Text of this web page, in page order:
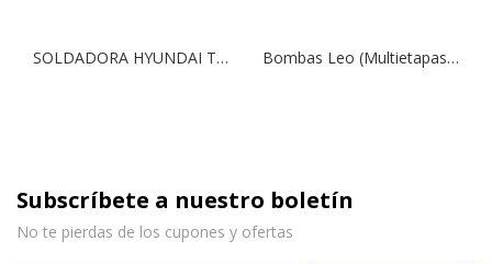
SOLDADORA HYUNDAI TIG HF – MMA 200 A./18 V Bombas Leo (Multietapas Verticales), Modelo LVR 20-10 | 15 HP | 380V
Subscríbete a nuestro boletín
No te pierdas de los cupones y ofertas